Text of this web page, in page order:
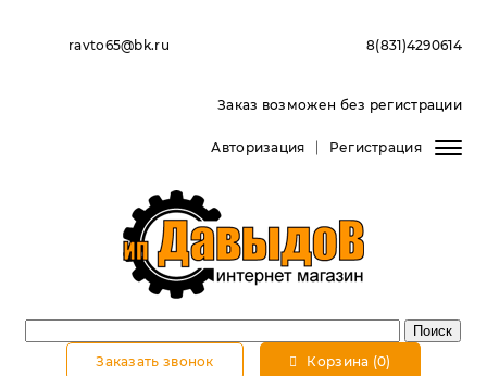
ravto65@bk.ru 8(831)4290614
Заказ возможен без регистрации
Авторизация Регистрация
Заказать звонок Корзина (0)